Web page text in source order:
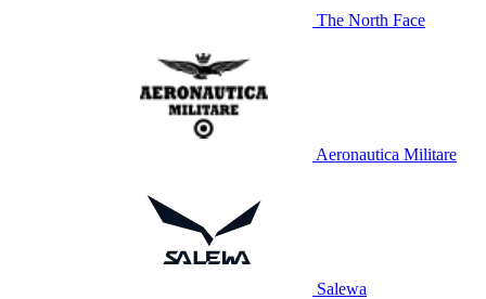
The North Face
Aeronautica Militare
Salewa